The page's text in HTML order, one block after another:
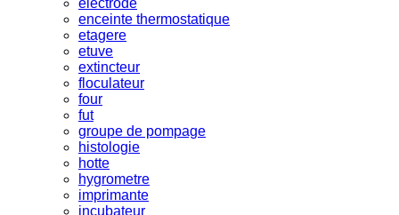
enceinte thermostatique
etagere
etuve
extincteur
floculateur
four
fut
groupe de pompage
histologie
hotte
hygrometre
imprimante
incubateur